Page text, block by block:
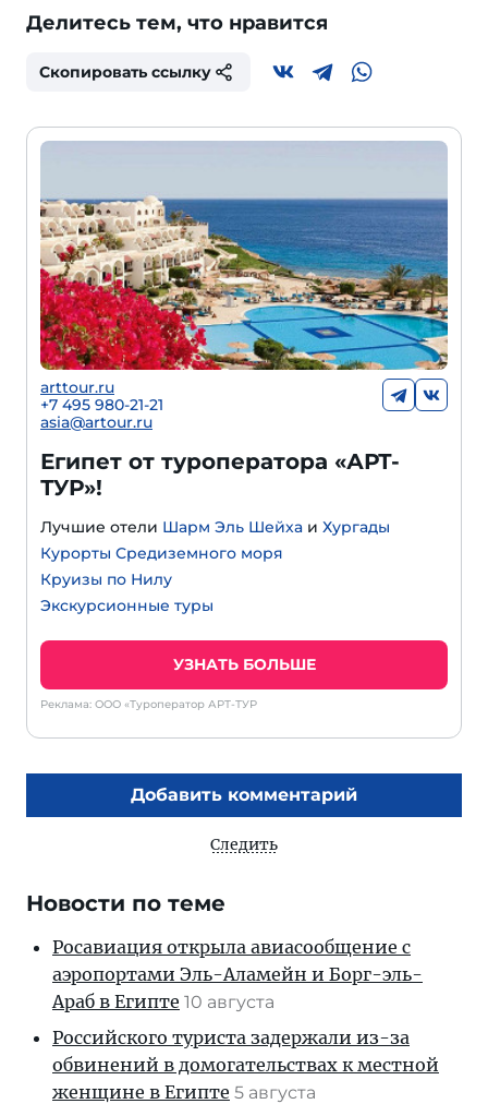
Делитесь тем, что нравится
Скопировать ссылку
arttour.ru
+7 495 980-21-21
asia@artour.ru
Египет от туроператора «АРТ-
ТУР»!
Лучшие отели Шарм Эль Шейха и Хургады
Курорты Средиземного моря
Круизы по Нилу
Экскурсионные туры
УЗНАТЬ БОЛЬШЕ
Реклама: ООО «Туроператор АРТ-ТУР
Добавить комментарий
Следить
Новости по теме
Росавиация открыла авиасообщение с
аэропортами Эль-Аламейн и Борг-эль-
Араб в Египте 10 августа
Российского туриста задержали из-за
обвинений в домогательствах к местной
женщине в Египте 5 августа